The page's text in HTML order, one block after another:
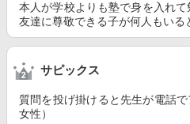
本人が学校よりも塾で身を入れ
友達に尊敬できる子が何人もいる
サピックス
質問を投げ掛けると先生が電話
女性）